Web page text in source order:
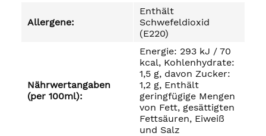
Allergene:
Enthält
Schwefeldioxid
(E220)
Nährwertangaben
(per 100ml):
Energie: 293 kJ / 70
kcal, Kohlenhydrate:
1,5 g, davon Zucker:
1,2 g, Enthält
geringfügige Mengen
von Fett, gesättigten
Fettsäuren, Eiweiß
und Salz